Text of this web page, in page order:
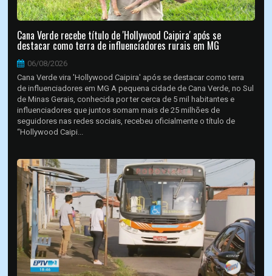
Cana Verde recebe título de 'Hollywood Caipira' após se
destacar como terra de influenciadores rurais em MG
06/08/2026
Cana Verde vira 'Hollywood Caipira' após se destacar como terra
de influenciadores em MG A pequena cidade de Cana Verde, no Sul
de Minas Gerais, conhecida por ter cerca de 5 mil habitantes e
influenciadores que juntos somam mais de 25 milhões de
seguidores nas redes sociais, recebeu oficialmente o título de
“Hollywood Caipi...